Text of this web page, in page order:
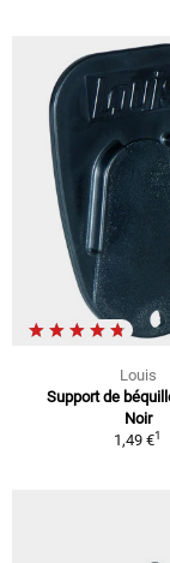
Louis
Support de
Noir
1,49 €1